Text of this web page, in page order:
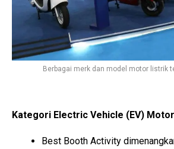
Berbagai merk dan model motor listrik
Kategori Electric Vehicle (EV) Motor
Best Booth Activity